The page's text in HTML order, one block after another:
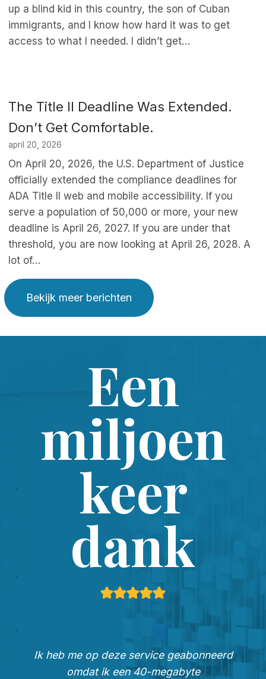
up a blind kid in this country, the son of Cuban
immigrants, and I know how hard it was to get
access to what I needed. I didn’t get…
The Title II Deadline Was Extended.
Don’t Get Comfortable.
april 20, 2026
On April 20, 2026, the U.S. Department of Justice
officially extended the compliance deadlines for
ADA Title II web and mobile accessibility. If you
serve a population of 50,000 or more, your new
deadline is April 26, 2027. If you are under that
threshold, you are now looking at April 26, 2028. A
lot of…
Bekijk meer berichten
Een
miljoen
keer
dank
Ik heb me op deze service geabonneerd
omdat ik een 40-megabyte